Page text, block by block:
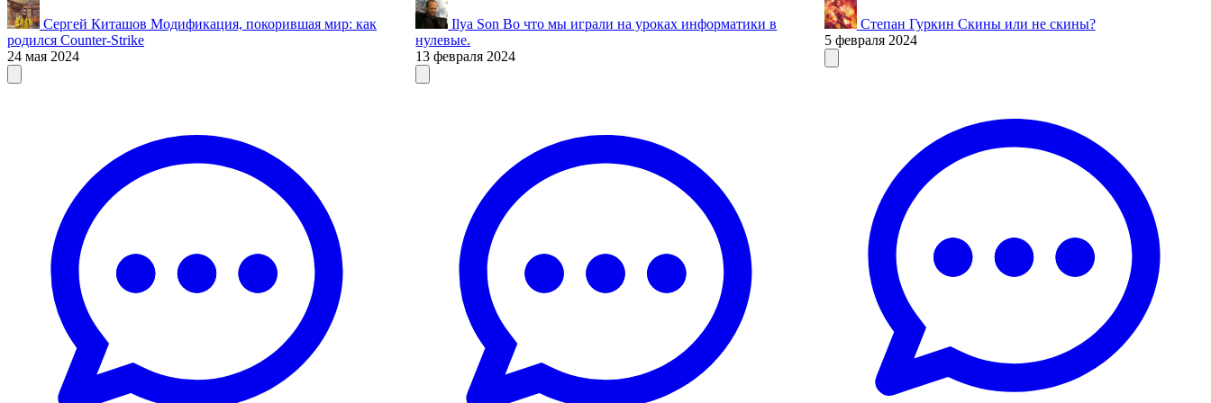
Сергей Киташов Модификация, покорившая мир: как
родился Counter-Strike
24 мая 2024
Ilya Son Во что мы играли на уроках информатики в
нулевые.
13 февраля 2024
Степан Гуркин Скины или не скины?
5 февраля 2024